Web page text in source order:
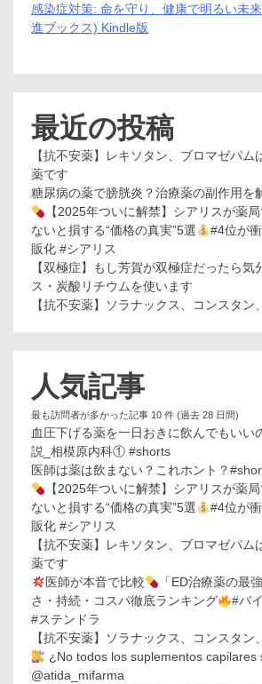
感染症対策: 命を守り、健康で明るい未
進ブックス) Kindle版
最近の投稿
【抗不安薬】レキソタン、ブロマゼパム
薬です
糖尿病の薬で膀胱炎？治療薬の副作用を
【2025年ついに解禁】シアリスが薬局
ないと損する“価格の真実”5選
#4位が
販化 #シアリス
【双極症】もし芳賀が双極症だったら気
ス・炭酸リチウムを使います
【抗不安薬】ソラナックス、コンスタン
人気記事
最も訪問者が多かった記事 10 件 (過去 28 日間)
血圧下げる薬を一日おきに飲んでもいい
説_相模原内科① #shorts
医師は薬は飲まない？これホント？
【2025年ついに解禁】シアリスが薬局
ないと損する“価格の真実”5選
#4位が
販化 #シアリス
【抗不安薬】レキソタン、ブロマゼパム
薬です
医師が本音で比較
「ED治療薬の最
さ・持続・コスパ徹底ランキング
#バ
#ステンドラ
【抗不安薬】ソラナックス、コンスタン
¿No todos los suplementos capilares
@atida_mifarma